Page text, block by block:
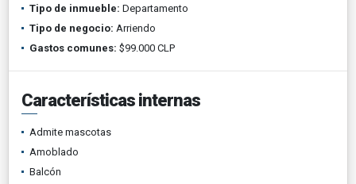
Tipo de inmueble: Departamento
Tipo de negocio: Arriendo
Gastos comunes: $99.000 CLP
Características internas
Admite mascotas
Amoblado
Balcón